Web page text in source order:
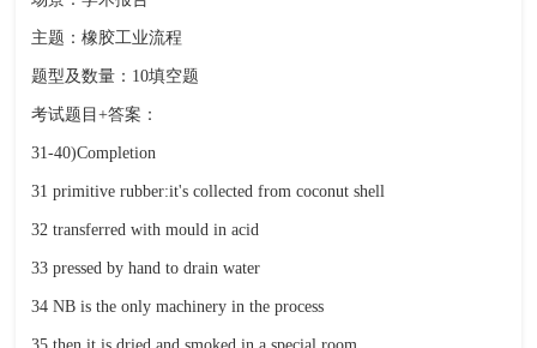
主题：橡胶工业流程
题型及数量：10填空题
考试题目+答案：
31-40)Completion
31 primitive rubber:it's collected from coconut shell
32 transferred with mould in acid
33 pressed by hand to drain water
34 NB is the only machinery in the process